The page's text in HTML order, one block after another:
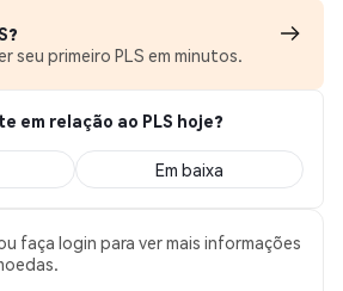
seu primeiro PLS em minutos.
em relação ao PLS hoje?
Em baixa
faça login para ver mais informações